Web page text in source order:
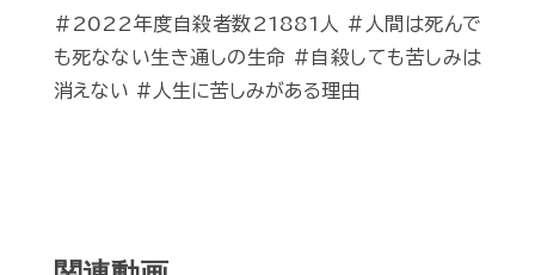
#2022年度自殺者数21881人 #人間は死んで
も死なない生き通しの生命 #自殺しても苦しみは
消えない #人生に苦しみがある理由